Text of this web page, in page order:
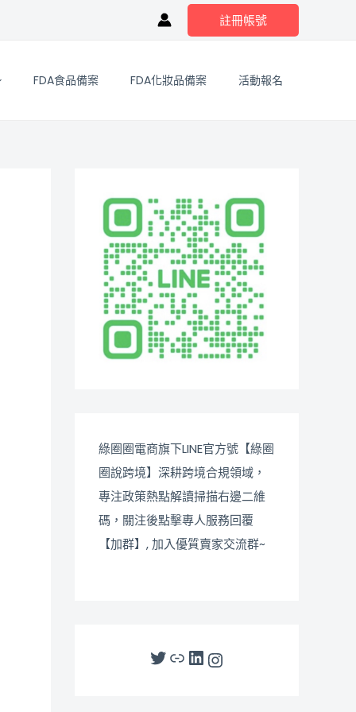
註冊帳號
FDA食品備案 FDA化妝品備案 活動報名
綠圈圈電商旗下LINE官方號【綠圈
圈說跨境】深耕跨境合規領域，
專注政策熱點解讀掃描右邊二維
碼，關注後點擊專人服務回覆
【加群】, 加入優質賣家交流群~